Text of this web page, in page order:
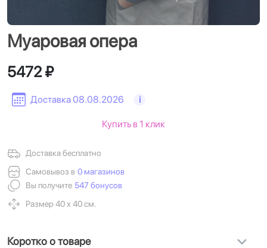
Муаровая опера
Доставка 08.08.2026 i
5472 ₽
Доставка бесплатно
Самовывоз в 0 магазинов
Вы получите 547 бонусов
Размер 40 х 40 см.
Купить в 1 клик
Коротко о товаре